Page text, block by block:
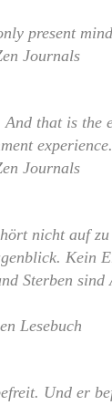
present
Journals
that is the
Journals
nicht auf
Kein
Sterben
Lesebuch
Und er